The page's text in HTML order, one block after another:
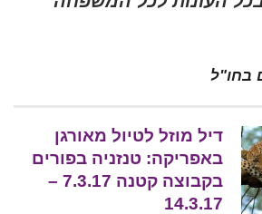
בחו"ל
דיל מוזל לטיול מאורגן
באפריקה: טנזניה בפורים
בקבוצה קטנה 7.3.17 –
14.3.17